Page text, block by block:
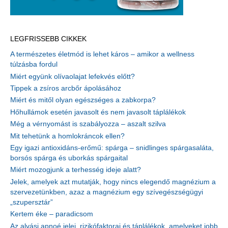
LEGFRISSEBB CIKKEK
A természetes életmód is lehet káros – amikor a wellness
túlzásba fordul
Miért együnk olívaolajat lefekvés előtt?
Tippek a zsíros arcbőr ápolásához
Miért és mitől olyan egészséges a zabkorpa?
Hőhullámok esetén javasolt és nem javasolt táplálékok
Még a vérnyomást is szabályozza – aszalt szilva
Mit tehetünk a homlokráncok ellen?
Egy igazi antioxidáns-erőmű: spárga – snidlinges spárgasaláta,
borsós spárga és uborkás spárgaital
Miért mozogjunk a terhesség ideje alatt?
Jelek, amelyek azt mutatják, hogy nincs elegendő magnézium a
szervezetünkben, azaz a magnézium egy szívegészségügyi
„szupersztár”
Kertem éke – paradicsom
Az alvási apnoé jelei, rizikófaktorai és táplálékok, amelyeket jobb